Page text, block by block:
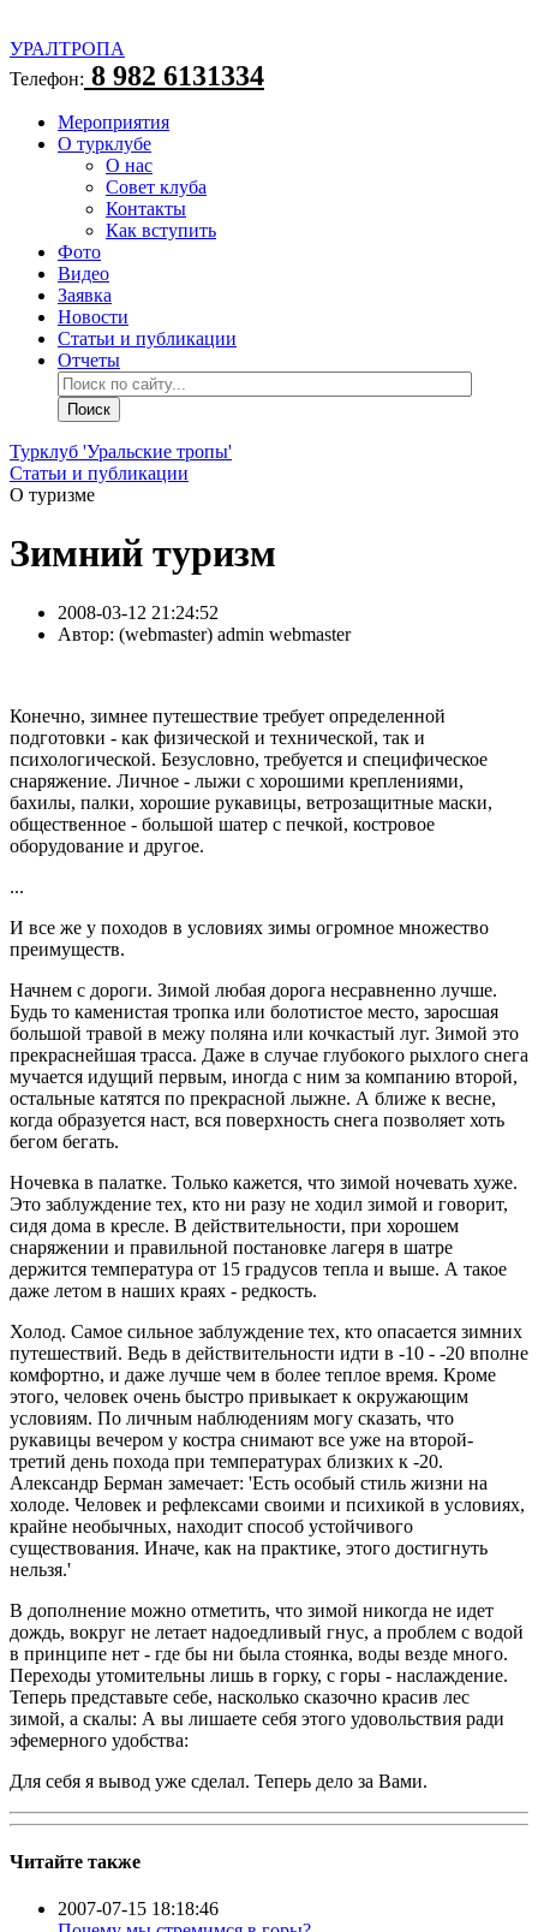
УРАЛТРОПА
Телефон: 8 982 6131334
Мероприятия
О турклубе
О нас
Совет клуба
Контакты
Как вступить
Фото
Видео
Заявка
Новости
Статьи и публикации
Отчеты
Турклуб 'Уральские тропы'
Статьи и публикации
О туризме
Зимний туризм
2008-03-12 21:24:52
Автор: ( webmaster) admin webmaster
Конечно, зимнее путешествие требует определенной
подготовки - как физической и технической, так и
психологической. Безусловно, требуется и специфическое
снаряжение. Личное - лыжи с хорошими креплениями,
бахилы, палки, хорошие рукавицы, ветрозащитные маски,
общественное - большой шатер с печкой, костровое
оборудование и другое.
...
И все же у походов в условиях зимы огромное множество
преимуществ.
Начнем с дороги. Зимой любая дорога несравненно лучше.
Будь то каменистая тропка или болотистое место, заросшая
большой травой в межу поляна или кочкастый луг. Зимой это
прекраснейшая трасса. Даже в случае глубокого рыхлого снега
мучается идущий первым, иногда с ним за компанию второй,
остальные катятся по прекрасной лыжне. А ближе к весне,
когда образуется наст, вся поверхность снега позволяет хоть
бегом бегать.
Ночевка в палатке. Только кажется, что зимой ночевать хуже.
Это заблуждение тех, кто ни разу не ходил зимой и говорит,
сидя дома в кресле. В действительности, при хорошем
снаряжении и правильной постановке лагеря в шатре
держится температура от 15 градусов тепла и выше. А такое
даже летом в наших краях - редкость.
Холод. Самое сильное заблуждение тех, кто опасается зимних
путешествий. Ведь в действительности идти в -10 - -20 вполне
комфортно, и даже лучше чем в более теплое время. Кроме
этого, человек очень быстро привыкает к окружающим
условиям. По личным наблюдениям могу сказать, что
рукавицы вечером у костра снимают все уже на второй-
третий день похода при температурах близких к -20.
Александр Берман замечает: 'Есть особый стиль жизни на
холоде. Человек и рефлексами своими и психикой в условиях,
крайне необычных, находит способ устойчивого
существования. Иначе, как на практике, этого достигнуть
нельзя.'
В дополнение можно отметить, что зимой никогда не идет
дождь, вокруг не летает надоедливый гнус, а проблем с водой
в принципе нет - где бы ни была стоянка, воды везде много.
Переходы утомительны лишь в горку, с горы - наслаждение.
Теперь представьте себе, насколько сказочно красив лес
зимой, а скалы: А вы лишаете себя этого удовольствия ради
эфемерного удобства:
Для себя я вывод уже сделал. Теперь дело за Вами.
Читайте также
2007-07-15 18:18:46